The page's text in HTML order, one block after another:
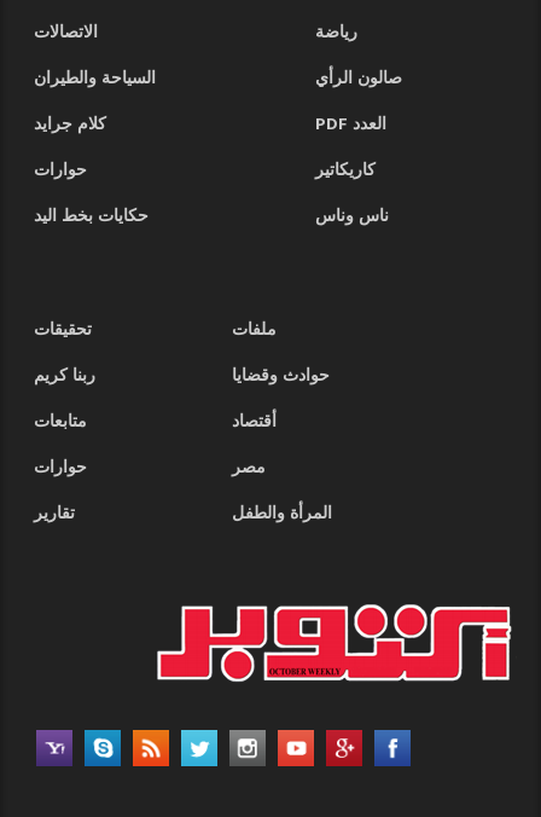
رياضة
الاتصالات
صالون الرأي
السياحة والطيران
العدد PDF
كلام جرايد
كاريكاتير
حوارات
ناس وناس
حكايات بخط اليد
ملفات
تحقيقات
حوادث وقضايا
ربنا كريم
أقتصاد
متابعات
مصر
حوارات
المرأة والطفل
تقارير